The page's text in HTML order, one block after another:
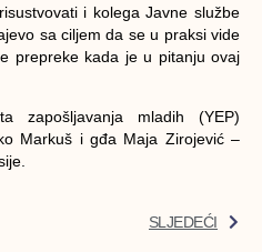
i kolega Javne službe
sa ciljem da se u praksi vide
prepreke kada je u pitanju ovaj
zapošljavanja mladih (YEP)
Markuš i gđa Maja Zirojević –
SLJEDEĆI